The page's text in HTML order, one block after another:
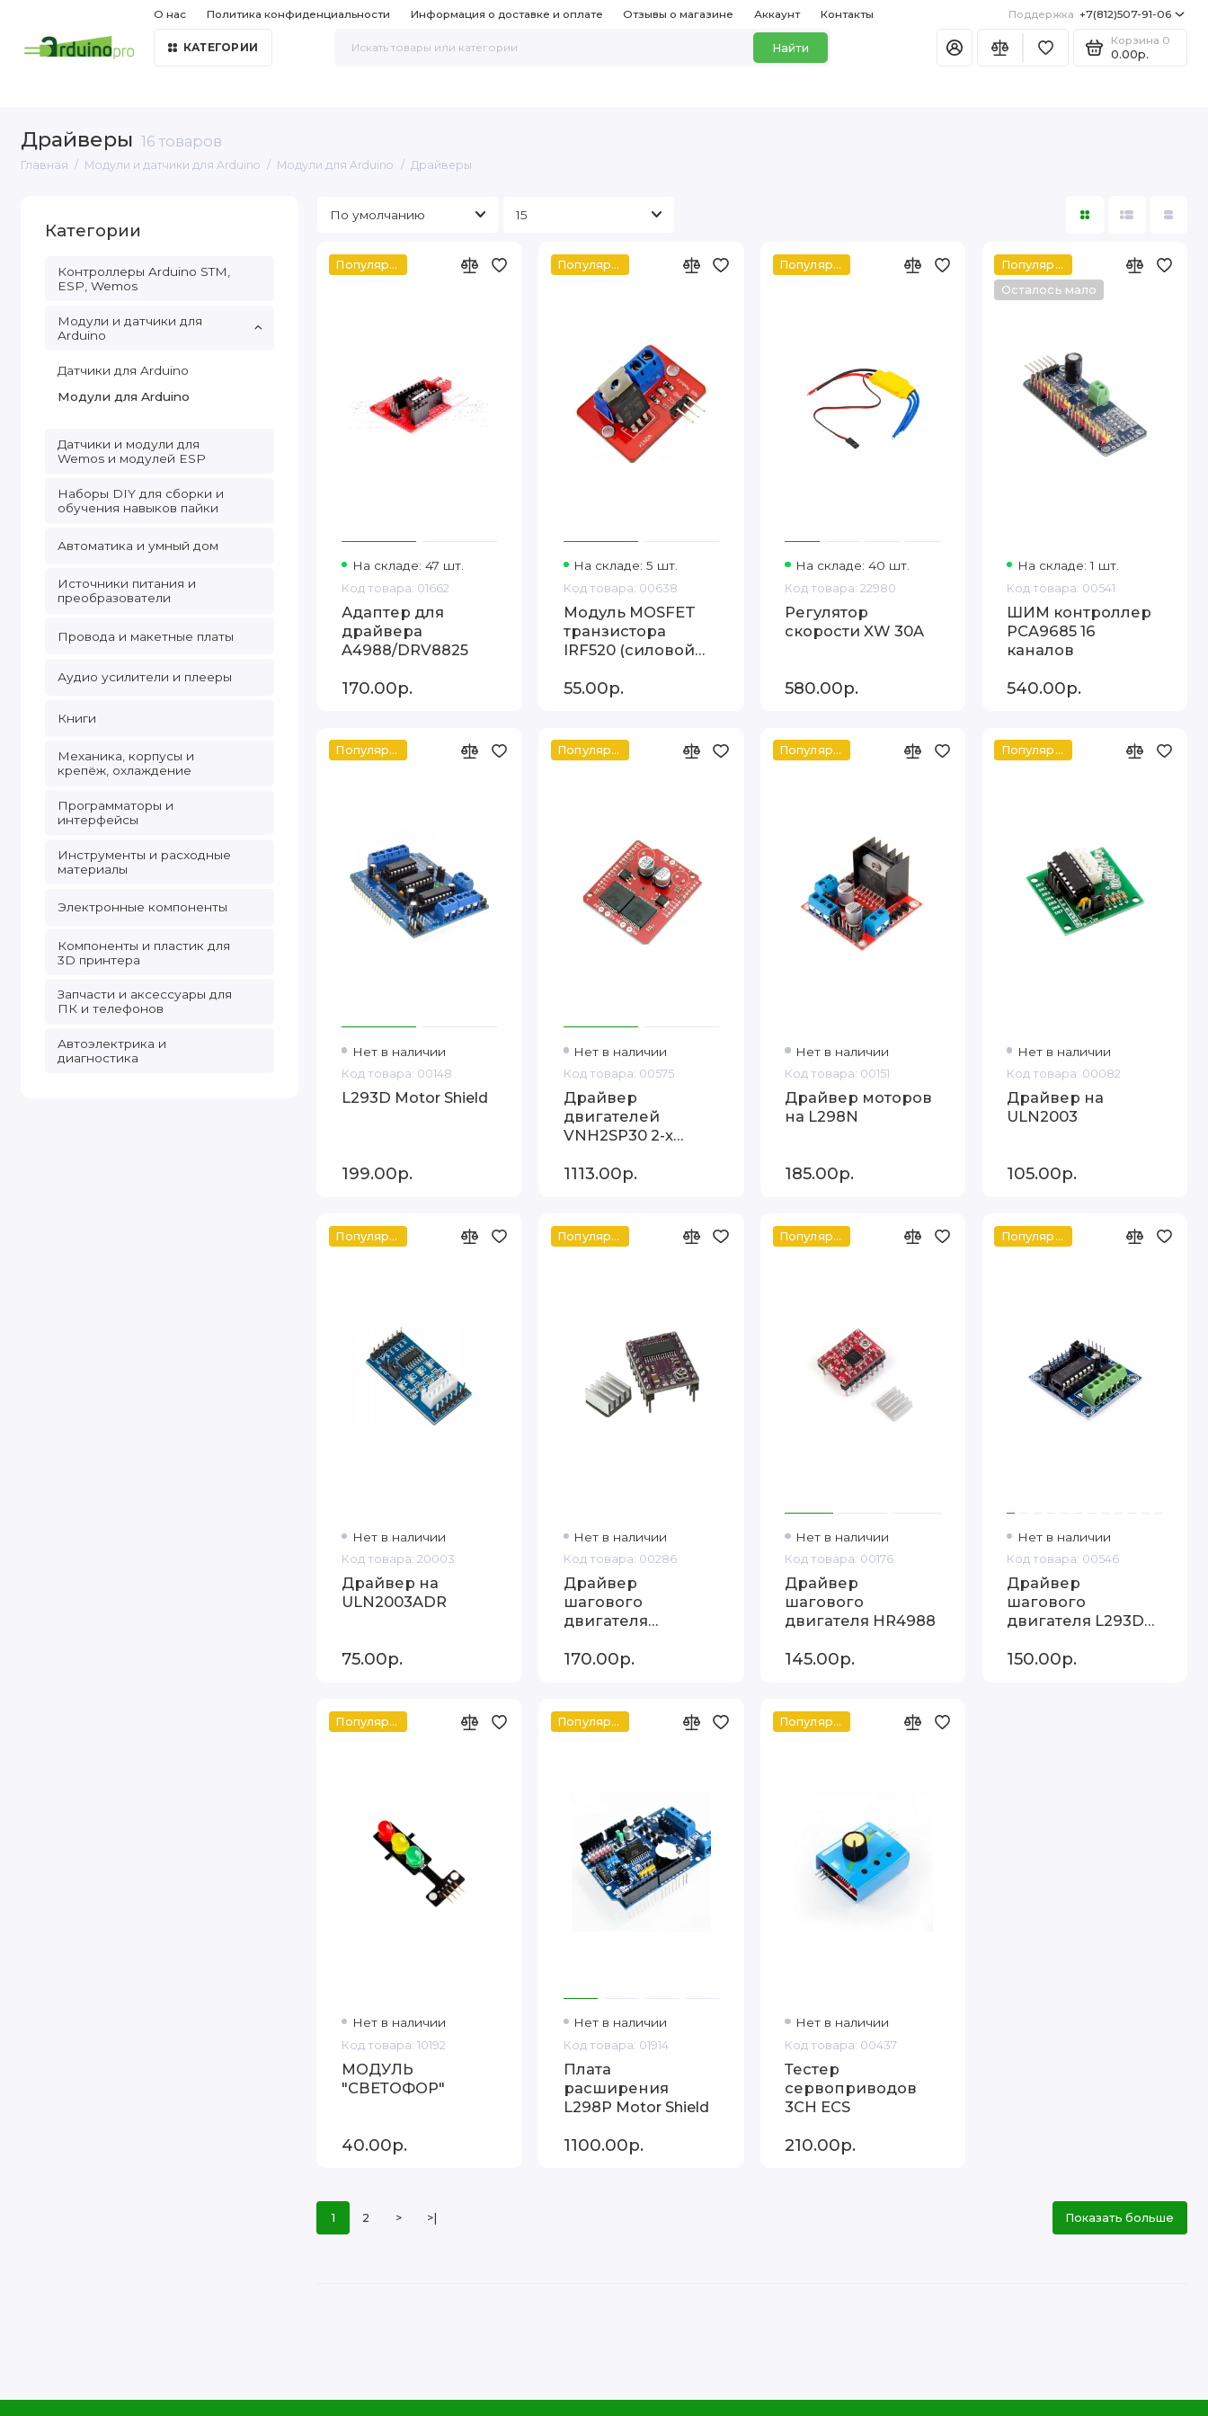
О нас Политика конфиденциальности Информация о доставке и оплате Отзывы о магазине Аккаунт Контакты Поддержка +7(812)507-91-06
КАТЕГОРИИ Найти
Корзина 0
0.00р.
Драйверы 16 товаров
Главная Модули и датчики для Arduino Модули для Arduino Драйверы
Категории
Контроллеры Arduino STM,
ESP, Wemos
Модули и датчики для
Arduino
Датчики для Arduino
Модули для Arduino
Датчики и модули для
Wemos и модулей ESP
Наборы DIY для сборки и
обучения навыков пайки
Автоматика и умный дом
Источники питания и
преобразователи
Провода и макетные платы
Аудио усилители и плееры
Книги
Механика, корпусы и
крепёж, охлаждение
Программаторы и
интерфейсы
Инструменты и расходные
материалы
Электронные компоненты
Компоненты и пластик для
3D принтера
Запчасти и аксессуары для
ПК и телефонов
Автоэлектрика и
диагностика
Популярный
На складе: 47 шт.
Код товара: 01662
Адаптер для
драйвера
A4988/DRV8825
170.00р.
Популярный
На складе: 5 шт.
Код товара: 00638
Модуль MOSFET
транзистора
IRF520 (силовой
55.00р.
Популярный
На складе: 40 шт.
Код товара: 22980
Регулятор
скорости XW 30A
580.00р.
Популярный
Осталось мало
На складе: 1 шт.
Код товара: 00541
ШИМ контроллер
PCA9685 16
каналов
540.00р.
Популярный
Нет в наличии
Код товара: 00148
L293D Motor Shield
199.00р.
Популярный
Нет в наличии
Код товара: 00575
Драйвер
двигателей
VNH2SP30 2-х
1113.00р.
Популярный
Нет в наличии
Код товара: 00151
Драйвер моторов
на L298N
185.00р.
Популярный
Нет в наличии
Код товара: 00082
Драйвер на
ULN2003
105.00р.
Популярный
Нет в наличии
Код товара: 20003
Драйвер на
ULN2003ADR
75.00р.
Популярный
Нет в наличии
Код товара: 00286
Драйвер
шагового
двигателя
170.00р.
Популярный
Нет в наличии
Код товара: 00176
Драйвер
шагового
двигателя HR4988
145.00р.
Популярный
Нет в наличии
Код товара: 00546
Драйвер
шагового
двигателя L293D
150.00р.
Популярный
Нет в наличии
Код товара: 10192
МОДУЛЬ
"СВЕТОФОР"
40.00р.
Популярный
Нет в наличии
Код товара: 01914
Плата
расширения
L298P Motor Shield
1100.00р.
Популярный
Нет в наличии
Код товара: 00437
Тестер
сервоприводов
3CH ECS
210.00р.
1 2 > >| Показать больше